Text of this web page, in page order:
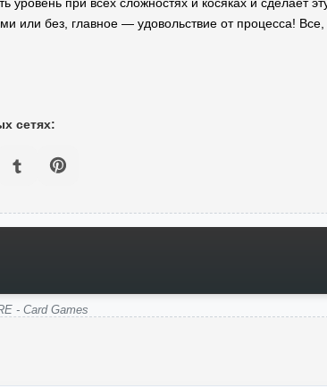
без, главное — удовольствие от процесса! Все,
сетях:
- Card Games